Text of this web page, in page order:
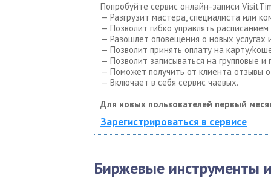
Попробуйте сервис онлайн-записи
— Разгрузит мастера, специалиста или
— Позволит гибко управлять расписанием
— Разошлет оповещения о новых услугах
— Позволит принять оплату на карту/
— Позволит записываться на групповые
— Поможет получить от клиента отзывы
— Включает в себя сервис чаевых.
Для новых пользователей первый
Зарегистрироваться в сервисе
Биржевые инструменты